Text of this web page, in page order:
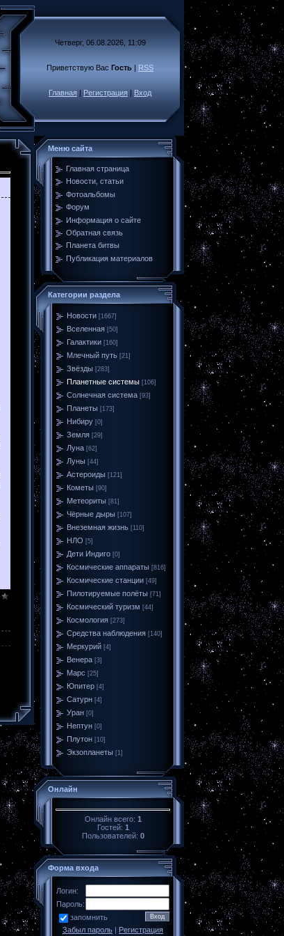
Четверг, 06.08.2026, 11:09
Приветствую Вас Гость | RSS
Главная | Регистрация | Вход
Меню сайта
Главная страница
Новости, статьи
Фотоальбомы
Форум
Информация о сайте
Обратная связь
Планета битвы
Публикация материалов
Категории раздела
Новости [1667]
Вселенная [50]
Галактики [160]
Млечный путь [21]
Звёзды [283]
Планетные системы [106]
Солнечная система [93]
Планеты [173]
Нибиру [0]
Земля [29]
Луна [62]
Луны [44]
Астероиды [121]
Кометы [90]
Метеориты [81]
Чёрные дыры [107]
Внеземная жизнь [110]
НЛО [5]
Дети Индиго [0]
Космические аппараты [816]
Космические станции [49]
Пилотируемые полёты [71]
Космический туризм [44]
Космология [273]
Средства наблюдения [140]
Меркурий [4]
Венера [3]
Марс [25]
Юпитер [4]
Сатурн [4]
Уран [0]
Нептун [0]
Плутон [10]
Экзопланеты [1]
Онлайн
Онлайн всего: 1
Гостей: 1
Пользователей: 0
Форма входа
Логин:
Пароль:
запомнить
Забыл пароль | Регистрация